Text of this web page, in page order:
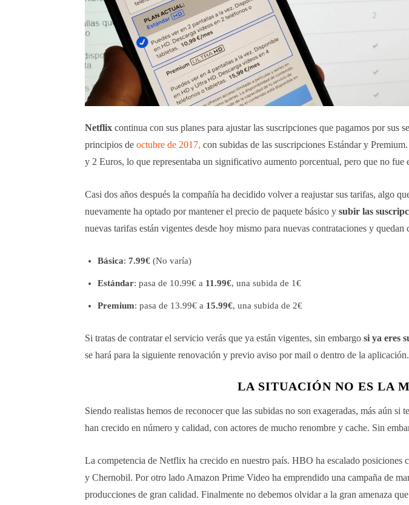
Netflix continua con sus planes para ajustar las suscripciones que pagamos por sus
principios de octubre de 2017, con subidas de las suscripciones Estándar y
y 2 Euros, lo que representaba un significativo aumento porcentual, pero que no fue
Casi dos años después la compañía ha decidido volver a reajustar sus tarifas, algo
nuevamente ha optado por mantener el precio de paquete básico y subir las
nuevas tarifas están vigentes desde hoy mismo para nuevas contrataciones y quedan
Básica: 7.99€ (No varía)
Estándar: pasa de 10.99€ a 11.99€, una subida de 1€
Premium: pasa de 13.99€ a 15.99€, una subida de 2€
Si tratas de contratar el servicio verás que ya están vigentes, sin embargo si ya eres
se hará para la siguiente renovación y previo aviso por mail o dentro de la aplicación.
LA SITUACIÓN NO ES LA
Siendo realistas hemos de reconocer que las subidas no son exageradas, más aún si
han crecido en número y calidad, con actores de mucho renombre y cache. Sin
La competencia de Netflix ha crecido en nuestro país. HBO ha escalado posiciones
y Chernobil. Por otro lado Amazon Prime Video ha emprendido una campaña de
producciones de gran calidad. Finalmente no debemos olvidar a la gran amenaza